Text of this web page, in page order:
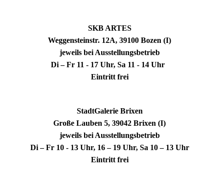
SKB ARTES
Weggensteinstr. 12A, 39100 Bozen (I)
jeweils bei Ausstellungsbetrieb
Di – Fr 11 - 17 Uhr, Sa 11 - 14 Uhr
Eintritt frei
StadtGalerie Brixen
Große Lauben 5, 39042 Brixen (I)
jeweils bei Ausstellungsbetrieb
Di – Fr 10 - 13 Uhr, 16 – 19 Uhr, Sa 10 – 13 Uhr
Eintritt frei